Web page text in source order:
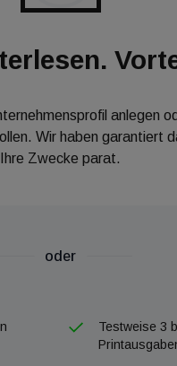
anlegen
Wir haben garantiert
Ihre Zwecke parat.
oder
Testweise 3